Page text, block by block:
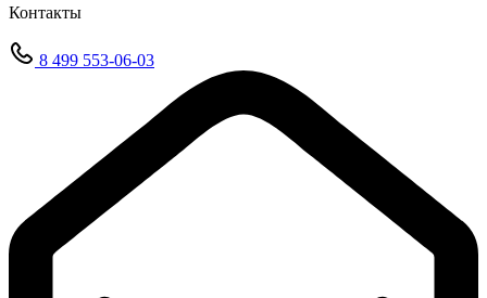
Контакты
8 499 553-06-03